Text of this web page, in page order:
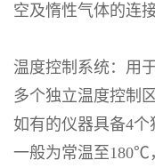
空及惰性气体的连接
温度控制系统：用
多个独立温度控制
如有的仪器具备4个
一般为常温至180℃